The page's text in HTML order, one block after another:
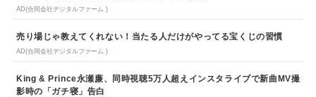
AD(合同会社デジタルファーム )
売り場じゃ教えてくれない！当たる人だけがやってる宝くじの習慣
AD(合同会社デジタルファーム )
King & Prince永瀬廉、同時視聴5万人超えインスタライブで新曲MV撮
影時の「ガチ寝」告白